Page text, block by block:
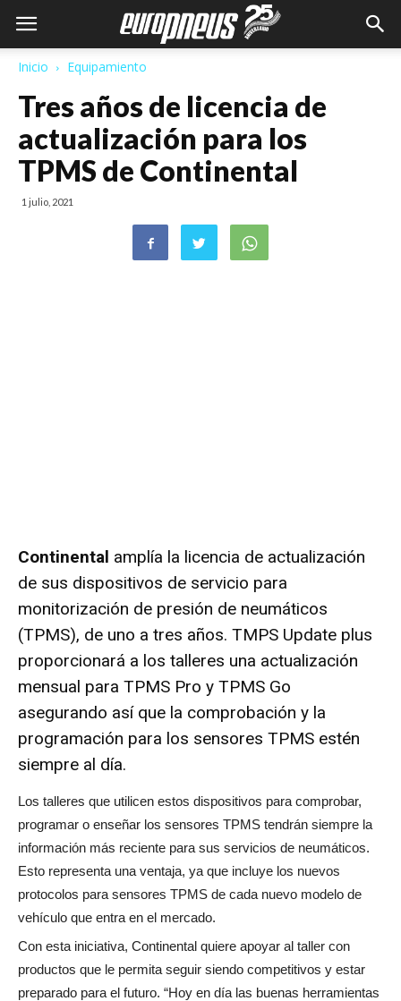
Inicio Equipamiento
Tres años de licencia de
actualización para los
TPMS de Continental
1 julio, 2021
Continental amplía la licencia de actualización
de sus dispositivos de servicio para
monitorización de presión de neumáticos
(TPMS), de uno a tres años. TMPS Update plus
proporcionará a los talleres una actualización
mensual para TPMS Pro y TPMS Go
asegurando así que la comprobación y la
programación para los sensores TPMS estén
siempre al día.
Los talleres que utilicen estos dispositivos para comprobar,
programar o enseñar los sensores TPMS tendrán siempre la
información más reciente para sus servicios de neumáticos.
Esto representa una ventaja, ya que incluye los nuevos
protocolos para sensores TPMS de cada nuevo modelo de
vehículo que entra en el mercado.
Con esta iniciativa, Continental quiere apoyar al taller con
productos que le permita seguir siendo competitivos y estar
preparado para el futuro. “Hoy en día las buenas herramientas